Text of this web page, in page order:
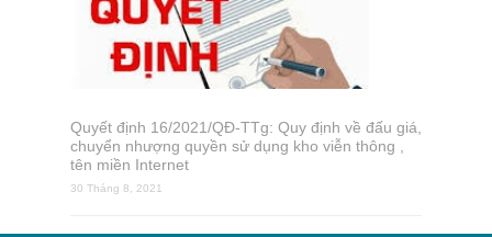
Quyết định 16/2021/QĐ-TTg: Quy định về đấu giá,
chuyển nhượng quyền sử dụng kho viễn thông ,
tên miền Internet
30 Tháng 8, 2021